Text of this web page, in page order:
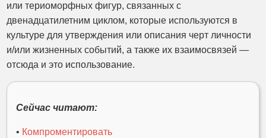
или териоморфных фигур, связанных с
двенадцатилетним циклом, которые используются в
культуре для утверждения или описания черт личности
и/или жизненных событий, а также их взаимосвязей —
отсюда и это использование.
Сейчас читают:
• Компроментировать